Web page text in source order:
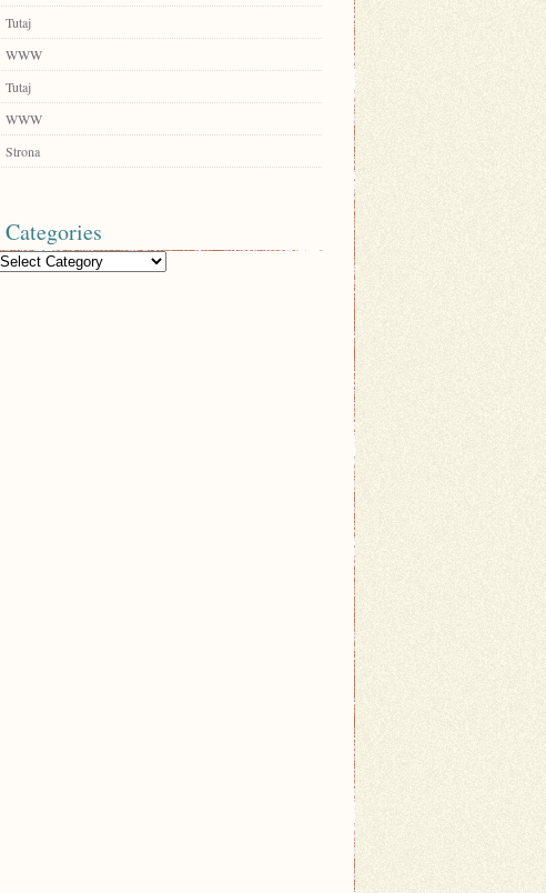
Tutaj
WWW
Tutaj
WWW
Strona
Categories
Categories